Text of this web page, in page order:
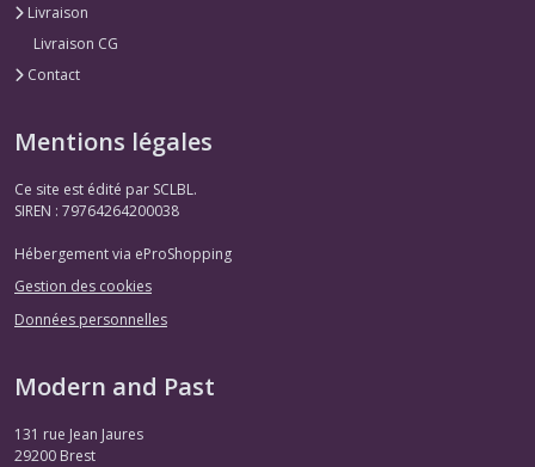
Livraison
Livraison CG
Contact
Mentions légales
Ce site est édité par SCLBL.
SIREN : 79764264200038
Hébergement via eProShopping
Gestion des cookies
Données personnelles
Modern and Past
131 rue Jean Jaures
29200 Brest